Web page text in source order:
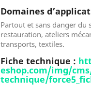
Domaines
Partout et sans danger du
restauration, ateliers
transports, textiles.
Fiche technique :
eshop.com/img/
technique/